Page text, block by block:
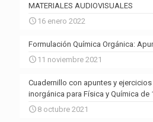
MATERIALES AUDIOVISUALES
16 enero 2022
Formulación Química Orgánica:
11 noviembre 2021
Cuadernillo con apuntes y
inorgánica para Física y Química de
8 octubre 2021